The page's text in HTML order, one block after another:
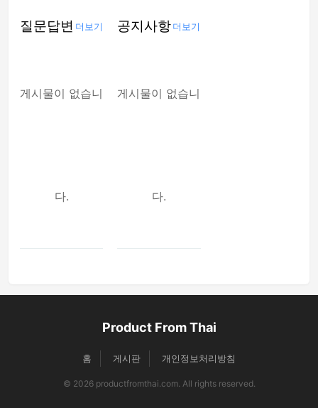
질문답변
게시물이 없습니
다.
더보기 공지사항
게시물이 없습니
다.
더보기
Product From Thai
홈 게시판 개인정보처리방침
© 2026 productfromthai.com. All rights reserved.